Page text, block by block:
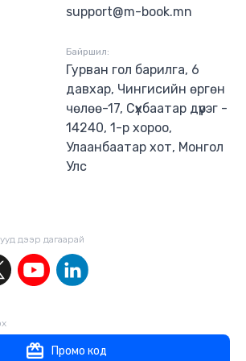
support@m-book.mn
Байршил:
Гурван гол барилга, 6
давхар, Чингисийн өргөн
чөлөө-17, Сүхбаатар дүүрэг -
14240, 1-р хороо,
Улаанбаатар хот, Монгол
Улс
дээр дагаaрай
Промо код